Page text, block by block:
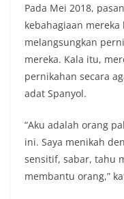
Pada Mei 2018,
kebahagiaan
melangsungkan
mereka. Kala itu,
pernikahan secara
adat Spanyol.
“Aku adalah orang
ini. Saya menikah
sensitif, sabar, tahu
membantu orang,”